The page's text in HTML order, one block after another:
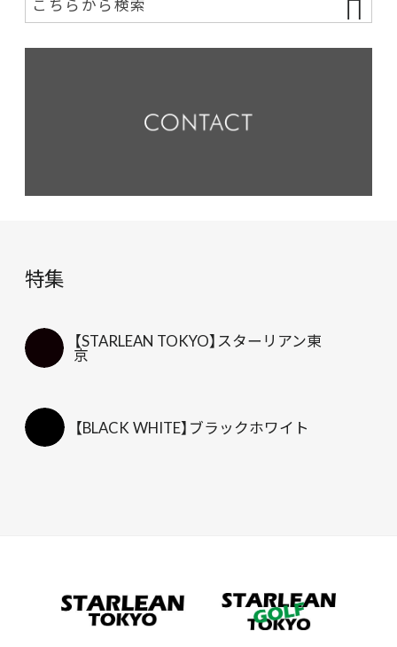
特集
【STARLEAN TOKYO】スターリアン東
京
【BLACK WHITE】ブラックホワイト